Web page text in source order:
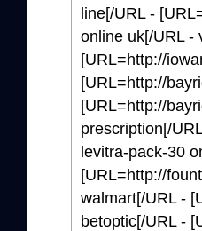
line[/URL -
online uk[/URL -
[URL=http://
[URL=http://
[URL=http://
prescription[/
levitra-pack-30
[URL=http://
walmart[/URL -
betoptic[/URL -